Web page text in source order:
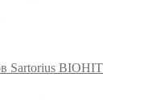
Sartorius BIOHIT